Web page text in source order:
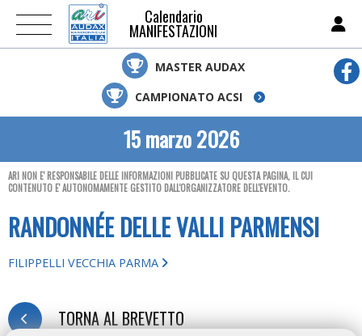
Calendario
MANIFESTAZIONI
MASTER AUDAX
CAMPIONATO ACSI
15 marzo 2026
ARI NON E' RESPONSABILE DELLE INFORMAZIONI PUBBLICATE SU QUESTA PAGINA, IL CUI
CONTENUTO E' AUTONOMAMENTE GESTITO DALL'ORGANIZZATORE DELL'EVENTO.
RANDONNÉE DELLE VALLI PARMENSI
FILIPPELLI VECCHIA PARMA
TORNA AL BREVETTO